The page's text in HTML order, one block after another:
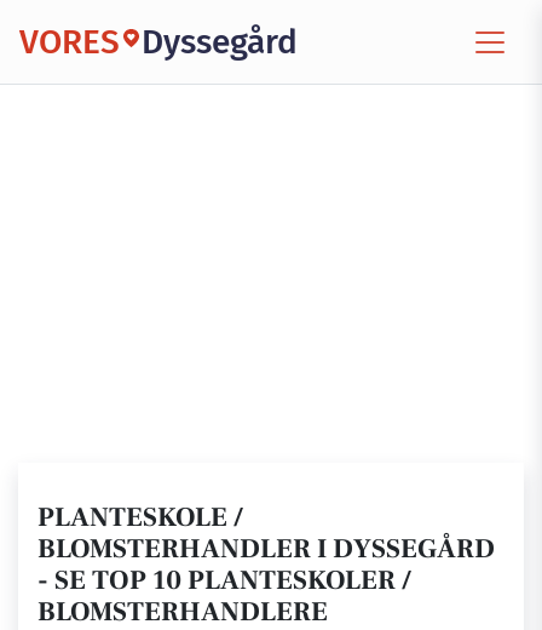
VORES Dyssegård
PLANTESKOLE /
BLOMSTERHANDLER I DYSSEGÅRD
- SE TOP 10 PLANTESKOLER /
BLOMSTERHANDLERE